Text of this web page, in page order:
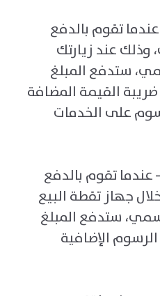
تقوم بالدفع
عند زيارتك
ستدفع المبلغ
القيمة المضافة
على الخدمات
عندما تقوم بالدفع
جهاز تقطة البيع
ستدفع المبلغ
الإضافية